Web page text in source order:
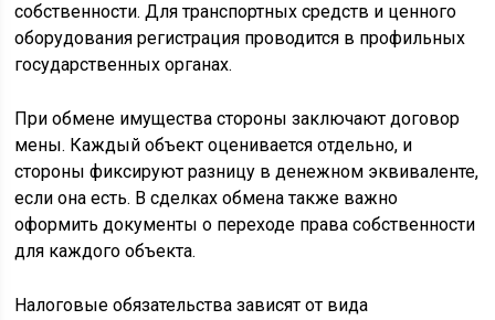
собственности. Для транспортных средств и ценного
оборудования регистрация проводится в профильных
государственных органах.
При обмене имущества стороны заключают договор
мены. Каждый объект оценивается отдельно, и
стороны фиксируют разницу в денежном эквиваленте,
если она есть. В сделках обмена также важно
оформить документы о переходе права собственности
для каждого объекта.
Налоговые обязательства зависят от вида